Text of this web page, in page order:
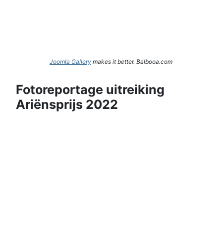
Joomla Gallery makes it better. Balbooa.com
Fotoreportage uitreiking
Ariënsprijs 2022